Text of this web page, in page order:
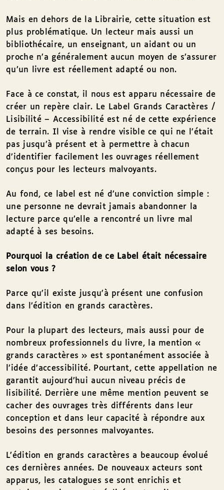
Mais en dehors de la Librairie, cette situation est
plus problématique. Un lecteur mais aussi un
bibliothécaire, un enseignant, un aidant ou un
proche n’a généralement aucun moyen de s’assurer
qu’un livre est réellement adapté ou non.
Face à ce constat, il nous est apparu nécessaire de
créer un repère clair. Le Label Grands Caractères /
Lisibilité – Accessibilité est né de cette expérience
de terrain. Il vise à rendre visible ce qui ne l’était
pas jusqu’à présent et à permettre à chacun
d’identifier facilement les ouvrages réellement
conçus pour les lecteurs malvoyants.
Au fond, ce label est né d’une conviction simple :
une personne ne devrait jamais abandonner la
lecture parce qu’elle a rencontré un livre mal
adapté à ses besoins.
Pourquoi la création de ce Label était nécessaire
selon vous ?
Parce qu’il existe jusqu’à présent une confusion
dans l’édition en grands caractères.
Pour la plupart des lecteurs, mais aussi pour de
nombreux professionnels du livre, la mention «
grands caractères » est spontanément associée à
l’idée d’accessibilité. Pourtant, cette appellation ne
garantit aujourd’hui aucun niveau précis de
lisibilité. Derrière une même mention peuvent se
cacher des ouvrages très différents dans leur
conception et dans leur capacité à répondre aux
besoins des personnes malvoyantes.
L’édition en grands caractères a beaucoup évolué
ces dernières années. De nouveaux acteurs sont
apparus, les catalogues se sont enrichis et